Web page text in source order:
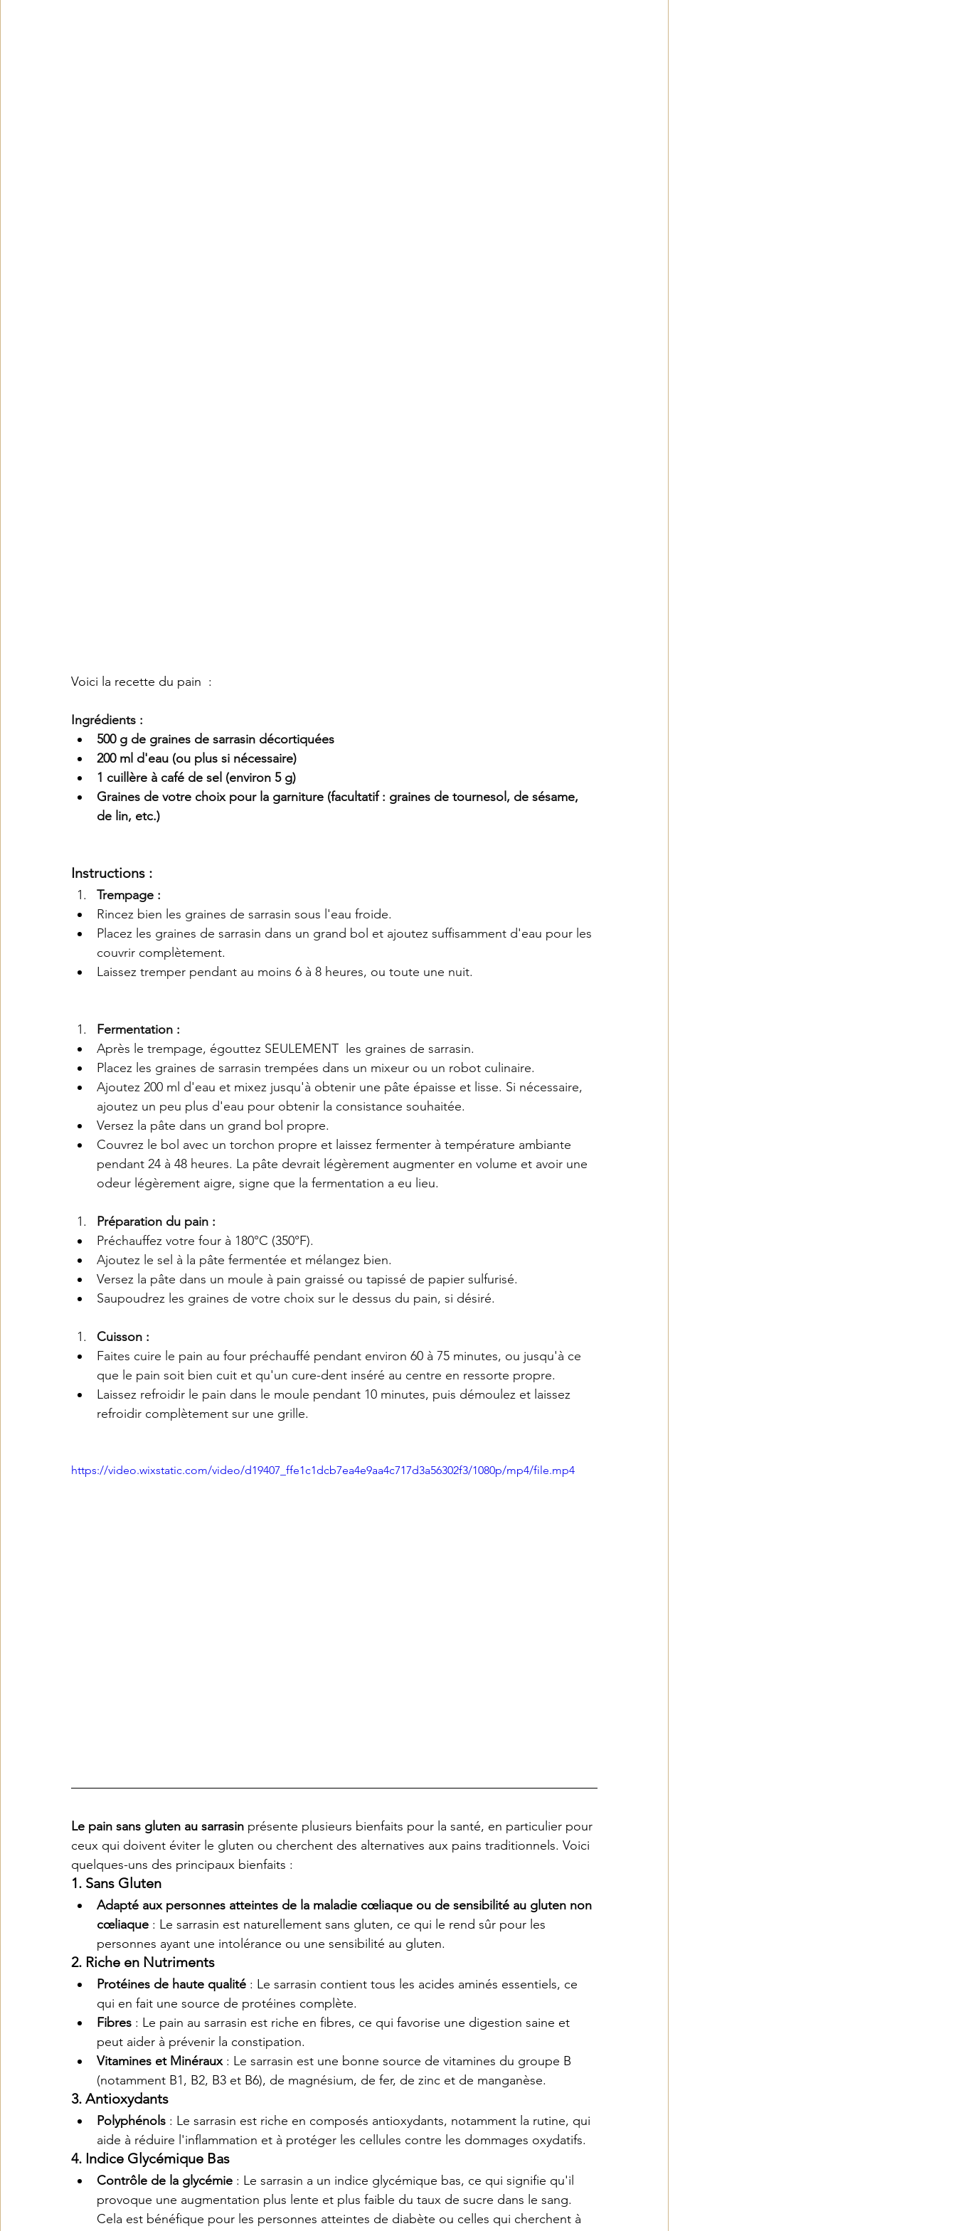
Voici la recette du pain  :
Ingrédients :
500 g de graines de sarrasin décortiquées
200 ml d'eau (ou plus si nécessaire)
1 cuillère à café de sel (environ 5 g)
Graines de votre choix pour la garniture (facultatif : graines de tournesol, de sésame,
de lin, etc.)
Instructions :
Trempage :
Rincez bien les graines de sarrasin sous l'eau froide.
Placez les graines de sarrasin dans un grand bol et ajoutez suffisamment d'eau pour les
couvrir complètement.
Laissez tremper pendant au moins 6 à 8 heures, ou toute une nuit.
Fermentation :
Après le trempage, égouttez SEULEMENT  les graines de sarrasin.
Placez les graines de sarrasin trempées dans un mixeur ou un robot culinaire.
Ajoutez 200 ml d'eau et mixez jusqu'à obtenir une pâte épaisse et lisse. Si nécessaire,
ajoutez un peu plus d'eau pour obtenir la consistance souhaitée.
Versez la pâte dans un grand bol propre.
Couvrez le bol avec un torchon propre et laissez fermenter à température ambiante
pendant 24 à 48 heures. La pâte devrait légèrement augmenter en volume et avoir une
odeur légèrement aigre, signe que la fermentation a eu lieu.
Préparation du pain :
Préchauffez votre four à 180°C (350°F).
Ajoutez le sel à la pâte fermentée et mélangez bien.
Versez la pâte dans un moule à pain graissé ou tapissé de papier sulfurisé.
Saupoudrez les graines de votre choix sur le dessus du pain, si désiré.
Cuisson :
Faites cuire le pain au four préchauffé pendant environ 60 à 75 minutes, ou jusqu'à ce
que le pain soit bien cuit et qu'un cure-dent inséré au centre en ressorte propre.
Laissez refroidir le pain dans le moule pendant 10 minutes, puis démoulez et laissez
refroidir complètement sur une grille.
https://video.wixstatic.com/video/d19407_ffe1c1dcb7ea4e9aa4c717d3a56302f3/1080p/mp4/file.mp4
Le pain sans gluten au sarrasin présente plusieurs bienfaits pour la santé, en particulier pour
ceux qui doivent éviter le gluten ou cherchent des alternatives aux pains traditionnels. Voici
quelques-uns des principaux bienfaits :
1. Sans Gluten
Adapté aux personnes atteintes de la maladie cœliaque ou de sensibilité au gluten non
cœliaque : Le sarrasin est naturellement sans gluten, ce qui le rend sûr pour les
personnes ayant une intolérance ou une sensibilité au gluten.
2. Riche en Nutriments
Protéines de haute qualité : Le sarrasin contient tous les acides aminés essentiels, ce
qui en fait une source de protéines complète.
Fibres : Le pain au sarrasin est riche en fibres, ce qui favorise une digestion saine et
peut aider à prévenir la constipation.
Vitamines et Minéraux : Le sarrasin est une bonne source de vitamines du groupe B
(notamment B1, B2, B3 et B6), de magnésium, de fer, de zinc et de manganèse.
3. Antioxydants
Polyphénols : Le sarrasin est riche en composés antioxydants, notamment la rutine, qui
aide à réduire l'inflammation et à protéger les cellules contre les dommages oxydatifs.
4. Indice Glycémique Bas
Contrôle de la glycémie : Le sarrasin a un indice glycémique bas, ce qui signifie qu'il
provoque une augmentation plus lente et plus faible du taux de sucre dans le sang.
Cela est bénéfique pour les personnes atteintes de diabète ou celles qui cherchent à